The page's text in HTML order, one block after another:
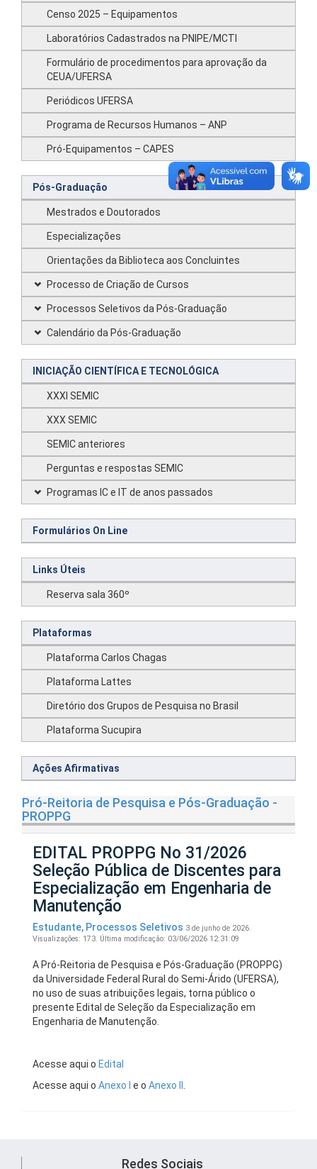
Censo 2025 – Equipamentos
Laboratórios Cadastrados na PNIPE/MCTI
Formulário de procedimentos para aprovação da
CEUA/UFERSA
Periódicos UFERSA
Programa de Recursos Humanos – ANP
Pró-Equipamentos – CAPES
Pós-Graduação
Mestrados e Doutorados
Especializações
Orientações da Biblioteca aos Concluintes
Processo de Criação de Cursos
Processos Seletivos da Pós-Graduação
Calendário da Pós-Graduação
INICIAÇÃO CIENTÍFICA E TECNOLÓGICA
XXXI SEMIC
XXX SEMIC
SEMIC anteriores
Perguntas e respostas SEMIC
Programas IC e IT de anos passados
Formulários On Line
Links Úteis
Reserva sala 360º
Plataformas
Plataforma Carlos Chagas
Plataforma Lattes
Diretório dos Grupos de Pesquisa no Brasil
Plataforma Sucupira
Ações Afirmativas
Pró-Reitoria de Pesquisa e Pós-Graduação -
PROPPG
EDITAL PROPPG No 31/2026
Seleção Pública de Discentes para
Especialização em Engenharia de
Manutenção
Estudante, Processos Seletivos 3 de junho de 2026.
Visualizações: 173. Última modificação: 03/06/2026 12:31:09
A Pró-Reitoria de Pesquisa e Pós-Graduação (PROPPG)
da Universidade Federal Rural do Semi-Árido (UFERSA),
no uso de suas atribuições legais, torna público o
presente Edital de Seleção da Especialização em
Engenharia de Manutenção.
Acesse aqui o Edital
Acesse aqui o Anexo I e o Anexo II
Redes Sociais